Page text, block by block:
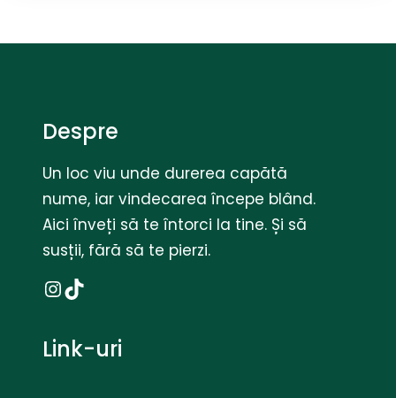
Despre
Un loc viu unde durerea capătă
nume, iar vindecarea începe blând.
Aici înveți să te întorci la tine. Și să
susții, fără să te pierzi.
InstagramTikTok
Link-uri